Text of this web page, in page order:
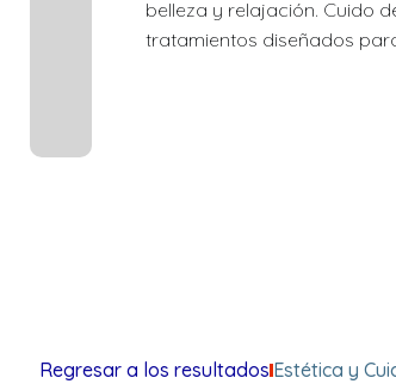
belleza y relajación. Cuido
tratamientos diseñados
Regresar a los resultadosEstética y